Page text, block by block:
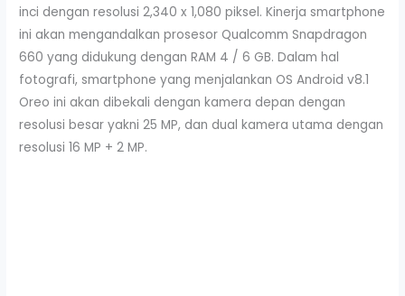
inci dengan resolusi 2,340 x 1,080 piksel. Kinerja smartphone
ini akan mengandalkan prosesor Qualcomm Snapdragon
660 yang didukung dengan RAM 4 / 6 GB. Dalam hal
fotografi, smartphone yang menjalankan OS Android v8.1
Oreo ini akan dibekali dengan kamera depan dengan
resolusi besar yakni 25 MP, dan dual kamera utama dengan
resolusi 16 MP + 2 MP.